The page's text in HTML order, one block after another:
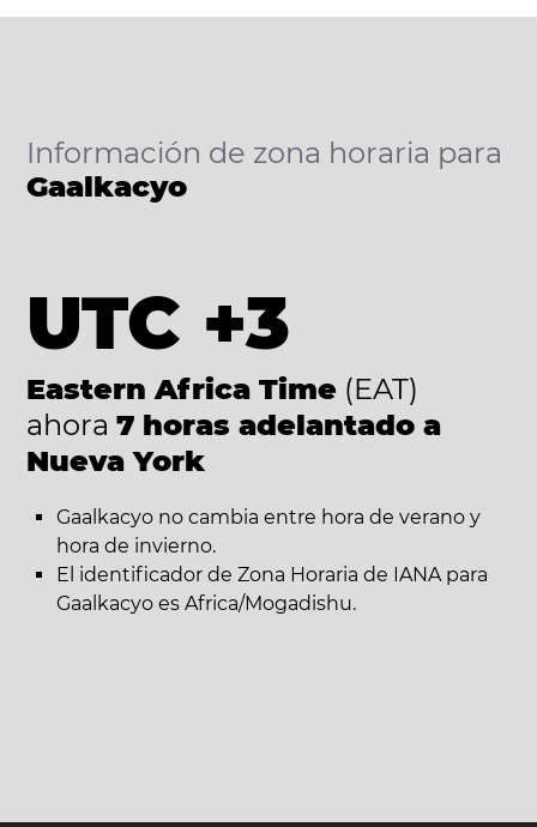
Información de zona horaria para
Gaalkacyo
UTC +3
Eastern Africa Time (EAT)
ahora 7 horas adelantado a
Nueva York
Gaalkacyo no cambia entre hora de verano y
hora de invierno.
El identificador de Zona Horaria de IANA para
Gaalkacyo es Africa/Mogadishu.